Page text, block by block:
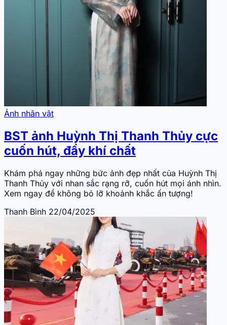
Ảnh nhân vật
BST ảnh Huỳnh Thị Thanh Thủy cực
cuốn hút, đầy khí chất
Khám phá ngay những bức ảnh đẹp nhất của Huỳnh Thị
Thanh Thủy với nhan sắc rạng rỡ, cuốn hút mọi ánh nhìn.
Xem ngay để không bỏ lỡ khoảnh khắc ấn tượng!
Thanh Bình 22/04/2025